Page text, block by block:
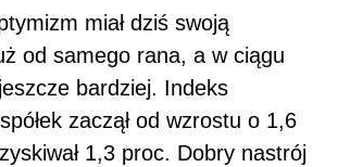
miał dziś swoją
od samego rana, a w ciągu
bardziej. Indeks
zaczął od wzrostu o 1,6
1,3 proc. Dobry nastrój